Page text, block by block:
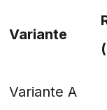
Variante
Variante A